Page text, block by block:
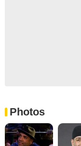
Photos